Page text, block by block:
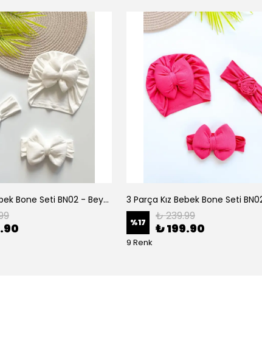
3 Parça Kız Bebek Bone Seti BN02 - Beyaz
%17 ₺ 239.99
₺ 199.90
9 Renk